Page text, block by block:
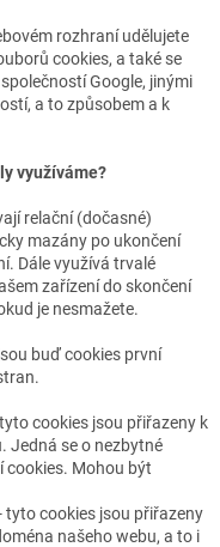
rozhraní udělujete
cookies, a také se
Google, jinými
a to způsobem a k
využíváme?
relační (dočasné)
mazány po ukončení
Dále využívá trvalé
zařízení do skončení
je nesmažete.
buď cookies první
cookies jsou přiřazeny k
Jedná se o nezbytné
cookies. Mohou být
tyto cookies jsou přiřazeny
našeho webu, a to i